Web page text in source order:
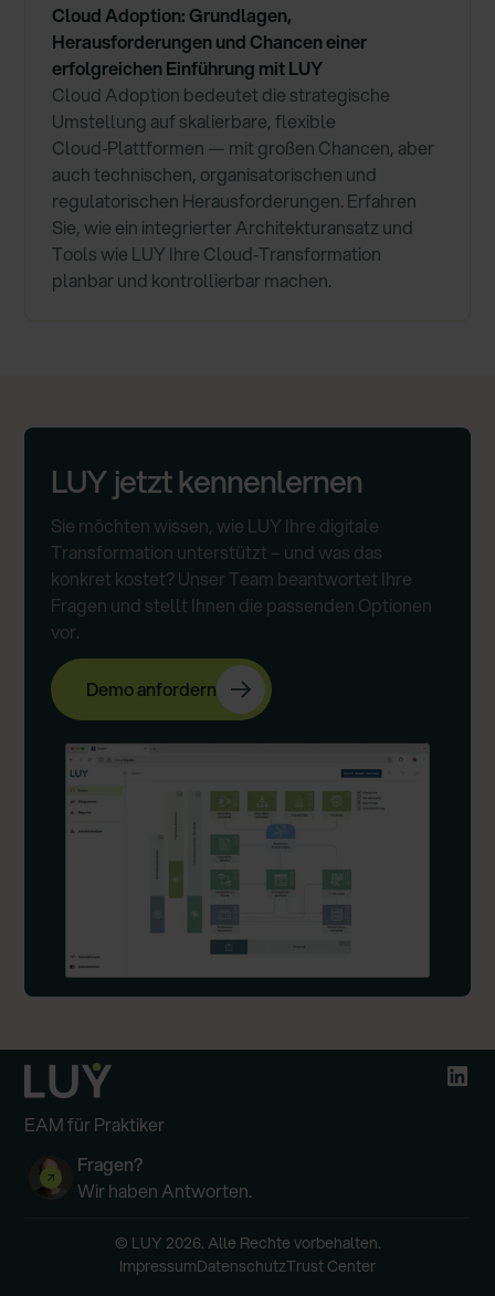
Cloud Adoption: Grundlagen,
Herausforderungen und Chancen einer
erfolgreichen Einführung mit LUY
Cloud Adoption bedeutet die strategische
Umstellung auf skalierbare, flexible
Cloud‑Plattformen — mit großen Chancen, aber
auch technischen, organisatorischen und
regulatorischen Herausforderungen. Erfahren
Sie, wie ein integrierter Architekturansatz und
Tools wie LUY Ihre Cloud‑Transformation
planbar und kontrollierbar machen.
LUY jetzt kennenlernen
Sie möchten wissen, wie LUY Ihre digitale
Transformation unterstützt – und was das
konkret kostet? Unser Team beantwortet Ihre
Fragen und stellt Ihnen die passenden Optionen
vor.
Demo anfordern
EAM für Praktiker
Fragen?
Wir haben Antworten.
© LUY 2026. Alle Rechte vorbehalten.
ImpressumDatenschutzTrust Center